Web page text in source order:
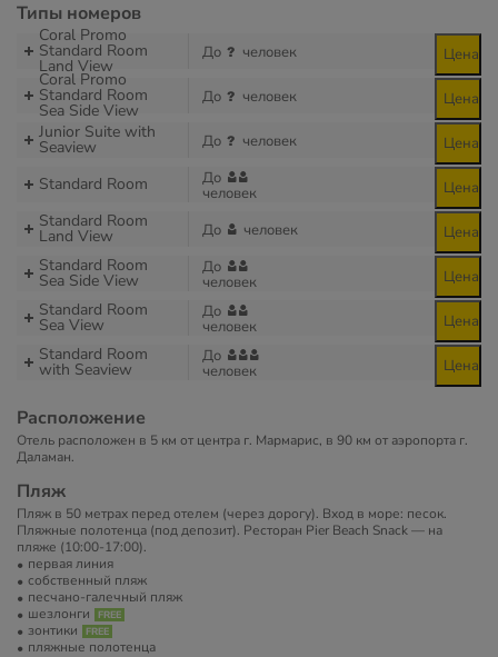
Типы номеров
Coral Promo
Standard Room
Land View
До человек Цена
Coral Promo
Standard Room
Sea Side View
До человек Цена
Junior Suite with
Seaview До человек Цена
Standard Room До
человек Цена
Standard Room
Land View До человек Цена
Standard Room
Sea Side View
До
человек Цена
Standard Room
Sea View
До
человек Цена
Standard Room
with Seaview
До
человек Цена
Расположение
Отель расположен в 5 км от центра г. Мармарис, в 90 км от аэропорта г.
Даламан.
Пляж
Пляж в 50 метрах перед отелем (через дорогу). Вход в море: песок.
Пляжные полотенца (под депозит). Ресторан Pier Beach Snack — на
пляже (10:00-17:00).
первая линия
собственный пляж
песчано-галечный пляж
шезлонги
зонтики
пляжные полотенца